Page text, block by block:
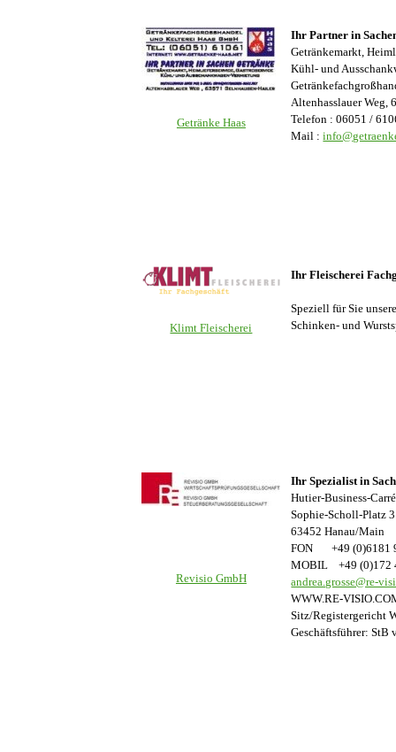
Getränke Haas
Ihr Partner in
Getränkemarkt,
Kühl- und
Altenhasslauer Weg,
Telefon : 06051 /
Mail :
Klimt Fleischerei
Ihr Fleischerei
Speziell für Sie
Schinken- und
Revisio GmbH
Ihr Spezialist in
Hutier-Business-Carré
Sophie-Scholl-Platz 3
63452 Hanau/Main
FON +49 (0)6181
MOBIL +49 (0)172
andrea.grosse@re-
WWW.RE-
Sitz/Registergericht
Geschäftsführer: StB